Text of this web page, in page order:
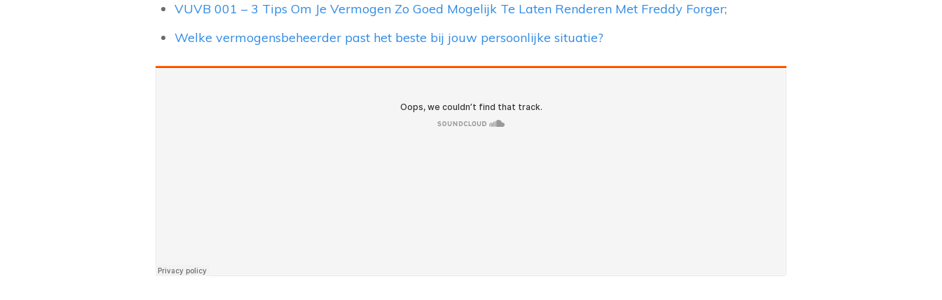
VUVB 001 – 3 Tips Om Je Vermogen Zo Goed Mogelijk Te Laten Renderen Met Freddy Forger;
Welke vermogensbeheerder past het beste bij jouw persoonlijke situatie?